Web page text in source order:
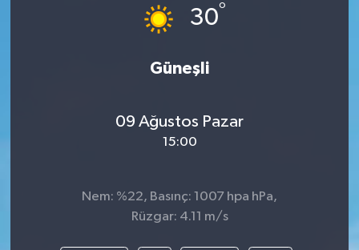
30°
Güneşli
09 Ağustos Pazar
15:00
Nem: %22, Basınç: 1007 hpa hPa,
Rüzgar: 4.11 m/s